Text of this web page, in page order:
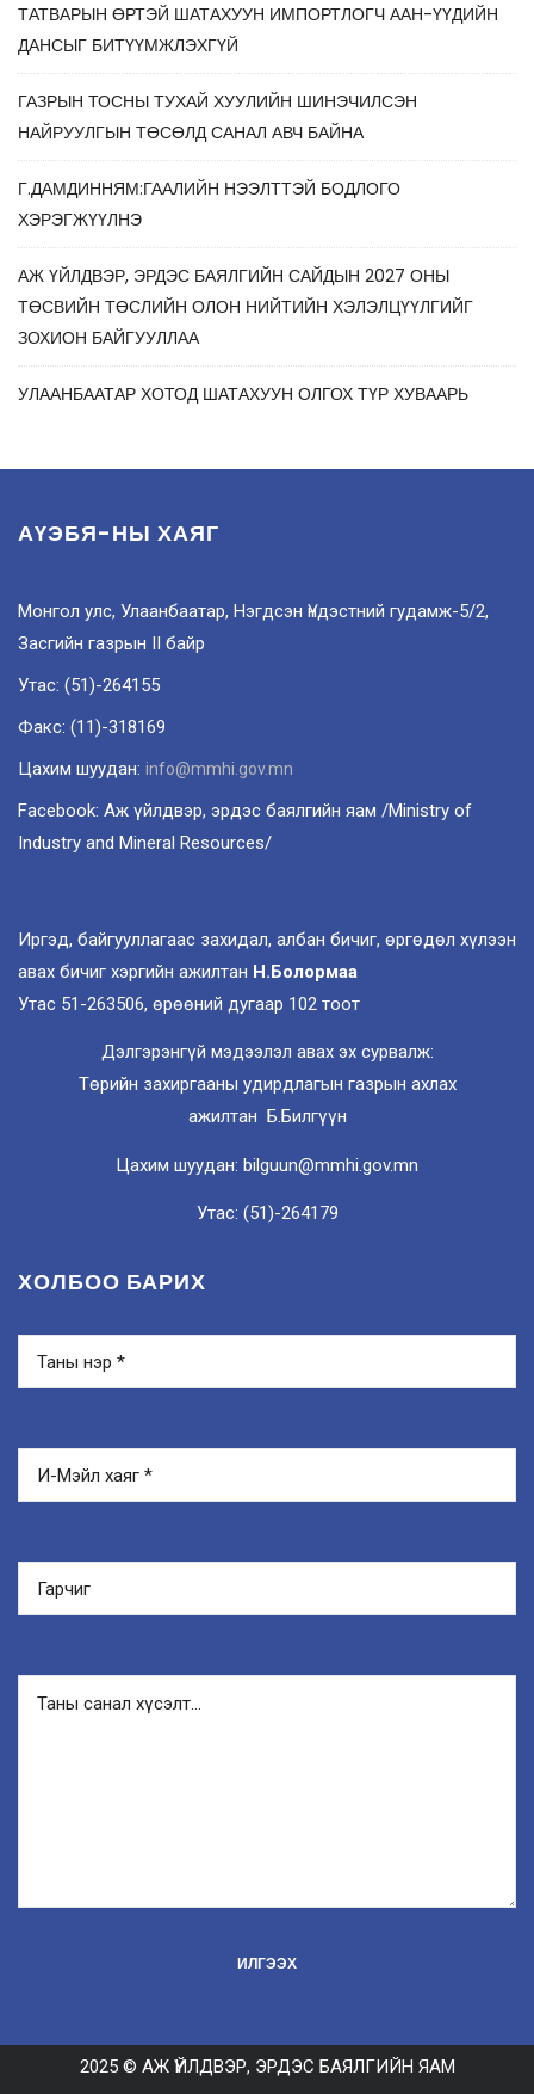
ТАТВАРЫН ӨРТЭЙ ШАТАХУУН ИМПОРТЛОГЧ ААН-ҮҮДИЙН
ДАНСЫГ БИТҮҮМЖЛЭХГҮЙ
ГАЗРЫН ТОСНЫ ТУХАЙ ХУУЛИЙН ШИНЭЧИЛСЭН
НАЙРУУЛГЫН ТӨСӨЛД САНАЛ АВЧ БАЙНА
Г.ДАМДИННЯМ:ГААЛИЙН НЭЭЛТТЭЙ БОДЛОГО
ХЭРЭГЖҮҮЛНЭ
АЖ ҮЙЛДВЭР, ЭРДЭС БАЯЛГИЙН САЙДЫН 2027 ОНЫ
ТӨСВИЙН ТӨСЛИЙН ОЛОН НИЙТИЙН ХЭЛЭЛЦҮҮЛГИЙГ
ЗОХИОН БАЙГУУЛЛАА
УЛААНБААТАР ХОТОД ШАТАХУУН ОЛГОХ ТҮР ХУВААРЬ
АҮЭБЯ-НЫ ХАЯГ
Монгол улс, Улаанбаатар, Нэгдсэн Үндэстний гудамж-5/2,
Засгийн газрын II байр
Утас: (51)-264155
Факс: (11)-318169
Цахим шуудан: info@mmhi.gov.mn
Facebook: Аж үйлдвэр, эрдэс баялгийн яам /Ministry of
Industry and Mineral Resources/
Иргэд, байгууллагаас захидал, албан бичиг, өргөдөл хүлээн
авах бичиг хэргийн ажилтан Н.Болормаа
Утас 51-263506, өрөөний дугаар 102 тоот
Дэлгэрэнгүй мэдээлэл авах эх сурвалж:
Төрийн захиргааны удирдлагын газрын ахлах
ажилтан Б.Билгүүн
Цахим шуудан: bilguun@mmhi.gov.mn
Утас: (51)-264179
ХОЛБОО БАРИХ
2025 © АЖ ҮЙЛДВЭР, ЭРДЭС БАЯЛГИЙН ЯАМ